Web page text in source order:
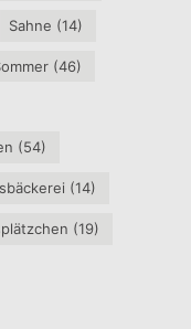
Sahne (14)
(46)
(54)
(14)
(19)